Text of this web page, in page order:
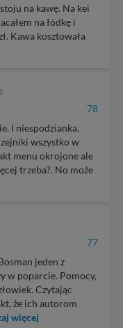
na kawę. Na kei
na łódkę i
Kawa kosztowała
78
I niespodzianka.
wszystko w
menu okrojone ale
trzeba?. No może
77
jeden z
w poparcie. Pomocy,
Czytając
że ich autorom
więcej